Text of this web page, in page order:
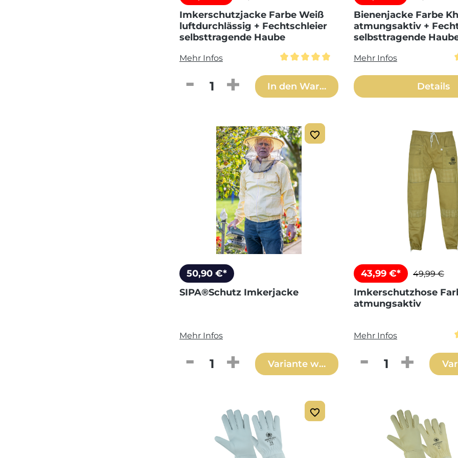
Imkerschutzjacke Farbe Weiß
luftdurchlässig + Fechtschleier
selbsttragende Haube
Mehr Infos
Produkt Anzahl: Gib den gewünschten
In den Warenkorb
Bienenjacke Farbe
atmungsaktiv +
selbsttragende
Mehr Infos
Details
50,90 €*
SIPA®Schutz Imkerjacke
Mehr Infos
Produkt Anzahl: Gib den gewünschten
Variante wählen
43,99 €* 49,99 €
Imkerschutzhose
atmungsaktiv
Mehr Infos
Produkt